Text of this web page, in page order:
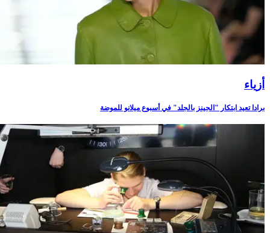
أزياء
برادا تعيد ابتكار "الجينز بالجلد" في أسبوع ميلانو للموضة